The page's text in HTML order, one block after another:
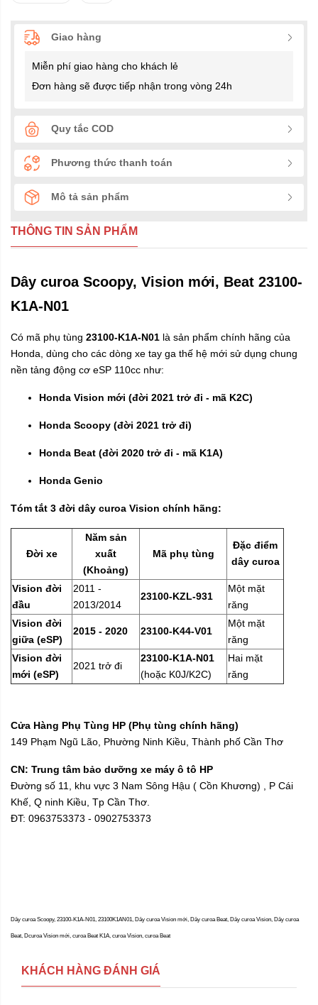
Giao hàng
Miễn phí giao hàng cho khách lẻ
Đơn hàng sẽ được tiếp nhận trong vòng 24h
Quy tắc COD
Phương thức thanh toán
Mô tả sản phẩm
THÔNG TIN SẢN PHẨM
Dây curoa Scoopy, Vision mới, Beat 23100-
K1A-N01
Có mã phụ tùng 23100-K1A-N01 là sản phẩm chính hãng của
Honda, dùng cho các dòng xe tay ga thế hệ mới sử dụng chung
nền tảng động cơ eSP 110cc như:
Honda Vision mới (đời 2021 trở đi - mã K2C)
Honda Scoopy (đời 2021 trở đi)
Honda Beat (đời 2020 trở đi - mã K1A)
Honda Genio
Tóm tắt 3 đời dây curoa Vision chính hãng:
Đời xe
Năm sản
xuất
(Khoảng)
Mã phụ tùng
Đặc điểm
dây curoa
Vision đời
đầu
2011 -
2013/2014
23100-KZL-931
Một mặt
răng
Vision đời
giữa (eSP)
2015 - 2020 23100-K44-V01
Một mặt
răng
Vision đời
mới (eSP)
2021 trở đi
23100-K1A-N01
(hoặc K0J/K2C)
Hai mặt
răng
Cửa Hàng Phụ Tùng HP (Phụ tùng chính hãng)
149 Phạm Ngũ Lão, Phường Ninh Kiều, Thành phố Cần Thơ
CN: Trung tâm bảo dưỡng xe máy ô tô HP
Đường số 11, khu vực 3 Nam Sông Hậu ( Cồn Khương) , P Cái
Khế, Q ninh Kiều, Tp Cần Thơ.
ĐT: 0963753373 - 0902753373
Dây curoa Scoopy, 23100-K1A-N01, 23100K1AN01, Dây curoa Vision mới, Dây curoa Beat, Dây curoa Vision, Dây curoa
Beat, Dcuroa Vision mới, curoa Beat K1A, curoa Vision, curoa Beat
KHÁCH HÀNG ĐÁNH GIÁ